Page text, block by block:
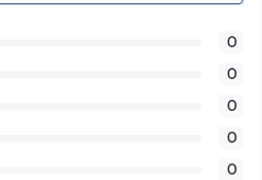
0
0
0
0
0